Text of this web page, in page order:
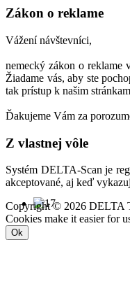
Zákon o reklame
Vážení návštevníci,
nemecký zákon o reklame
Žiadame vás, aby ste
tak prístup k našim
Ďakujeme Vám za
Z vlastnej vôle
Systém DELTA-Scan je
akceptované, aj keď
Copyright © 2026 DELTA
Cookies make it easier for
Ok